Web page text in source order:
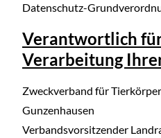
Datenschutz-
Verantwortlich
Verarbeitung
Zweckverband für
Gunzenhausen
Verbandsvorsitzender